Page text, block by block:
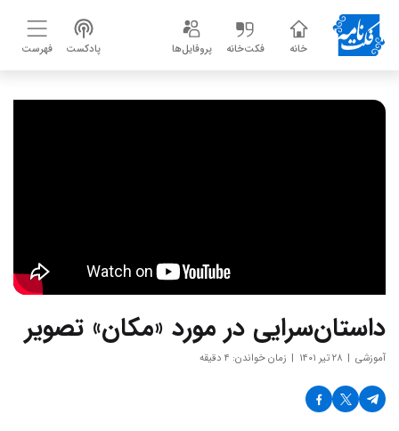
خانه فکت‌خانه پروفایل‌ها پادکست فهرست
داستان‌سرایی در مورد «مکان» تصویر
آموزشی ۲۸ تیر ۱۴۰۱ زمان خواندن: ۴ دقیقه